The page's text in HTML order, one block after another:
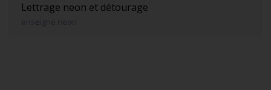
Lettrage neon et détourage
enseigne neon